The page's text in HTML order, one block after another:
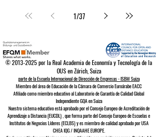
1/37
©2013-2025por la Real Academia de Economía y Tecnología de la
OUS en Zúrich, Suiza
parte de la Escuela Internacional de Dirección de Empresas - ISBM Suiza
Miembro del área de Educación de la Cámara de Comercio Euroárabe EACC
Afiliado como miembro educativo al Laboratorio de Garantía de Calidad Global
Independiente GQAen Suiza
Nuestro sistema educativo está aprobado por elConsejo Europeo deAcreditación de
Aprendizaje a Distancia (EUCDL), que forma parte delConsejo Europeo de Escuelas e
Institutos de Negocios Líderes (ECLBS)y es miembro de calidad aprobado por USA
CHEA IQG / INQAAHE EUROPE.